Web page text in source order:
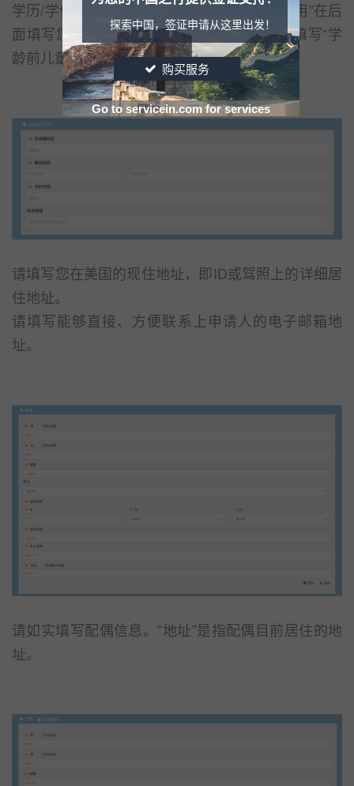
学历/学位和专业。高中以下学历请勾选“不适用”在后
面填写您的具体受教育程度。孩子申请，得填写“学
龄前儿童”。
请填写您在美国的现住地址，即ID或驾照上的详细居
住地址。
请填写能够直接、方便联系上申请人的电子邮箱地
址。
请如实填写配偶信息。”地址”是指配偶目前居住的地
址。
探索中国，签证申请从这里出发！
购买服务
Go to servicein.com for services